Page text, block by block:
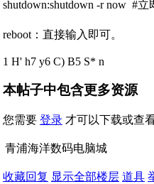
shutdown:shutdown -r now #
reboot：直接输入即可。
1 H' h7 y6 C) B5 S* n
本帖子中包含更多资源
您需要 登录 才可以下载或查
青浦海洋数码电脑城
收藏回复 显示全部楼层 道具